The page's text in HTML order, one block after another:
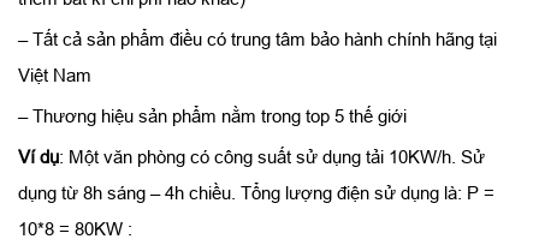
– Tất cả sản phẩm điều có trung tâm bảo hành chính hãng tại
Việt Nam
– Thương hiệu sản phẩm nằm trong top 5 thế giới
Ví dụ: Một văn phòng có công suất sử dụng tải 10KW/h. Sử
dụng từ 8h sáng – 4h chiều. Tổng lượng điện sử dụng là: P =
10*8 = 80KW :